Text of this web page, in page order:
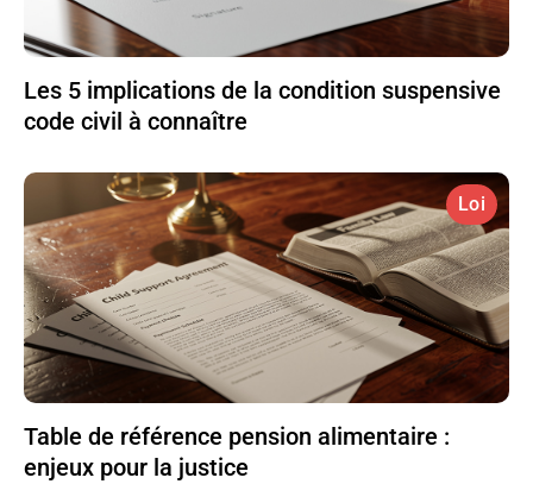
Les 5 implications de la condition suspensive
code civil à connaître
Loi
Table de référence pension alimentaire :
enjeux pour la justice